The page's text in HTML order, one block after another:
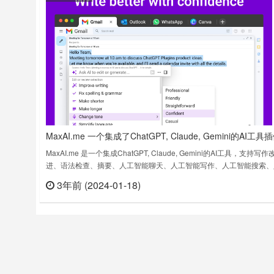
MaxAI.me 一个集成了ChatGPT, Claude, Gemini的AI工具
MaxAI.me 是一个集成ChatGPT, Claude, Gemini的AI工具，支持写作
进、语法检查、摘要、人工智能聊天、人工智能写作、人工智能搜索
子，还是向同事或客户发送即时消息，MaxAI都能在使用人工智能简化
的同时完善你的写作。插件已经集成Open AI的……
3年前 (2024-01-18)